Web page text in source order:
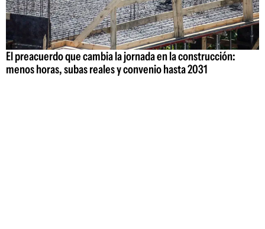
El preacuerdo que cambia la jornada en la construcción:
menos horas, subas reales y convenio hasta 2031